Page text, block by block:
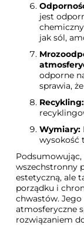
jest
jak sól,
odporne
sprawia,
Recykling:
Wymiary:
wysokość
wszechstronny
estetyczną, ale
porządku i
chwastów.
atmosferyczne
rozwiązaniem